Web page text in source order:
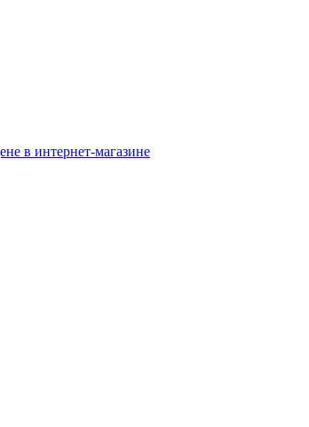
в интернет-магазине